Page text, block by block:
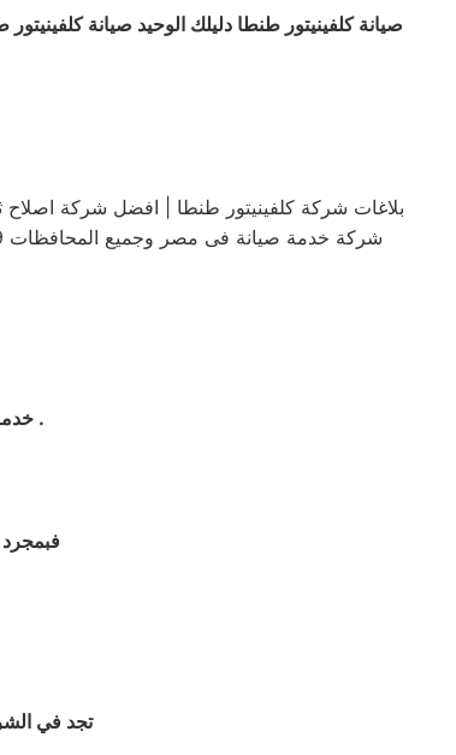
صيانة كلفينيتور طنطا دليلك الوحيد صيانة كلفينيتور
بلاغات شركة كلفينيتور طنطا | افضل شركة
شركة خدمة صيانة فى مصر وجميع المحافظات 2019 . الثلاجه ، كلفينيتور طنطا شركة صيانة كلفينيتور طنطا مراكز صيانة كلفينيتور طنطا صيانة كلفينيتور طنطا .شركة صيانة كلفينيتور بطنطا
|.
, تجد في